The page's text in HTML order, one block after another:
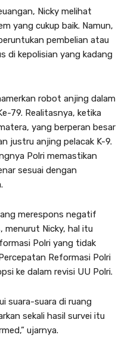
Nicky melihat
yang cukup baik. Namun,
pembelian atau
di kepolisian yang kadang
robot anjing dalam
79. Realitasnya, ketika
yang berperan besar
justru anjing pelacak K-9.
Polri memastikan
sesuai dengan
merespons negatif
menurut Nicky, hal itu
Polri yang tidak
Reformasi Polri
ke dalam revisi UU Polri.
suara-suara di ruang
sekali hasil survei itu
ujarnya.